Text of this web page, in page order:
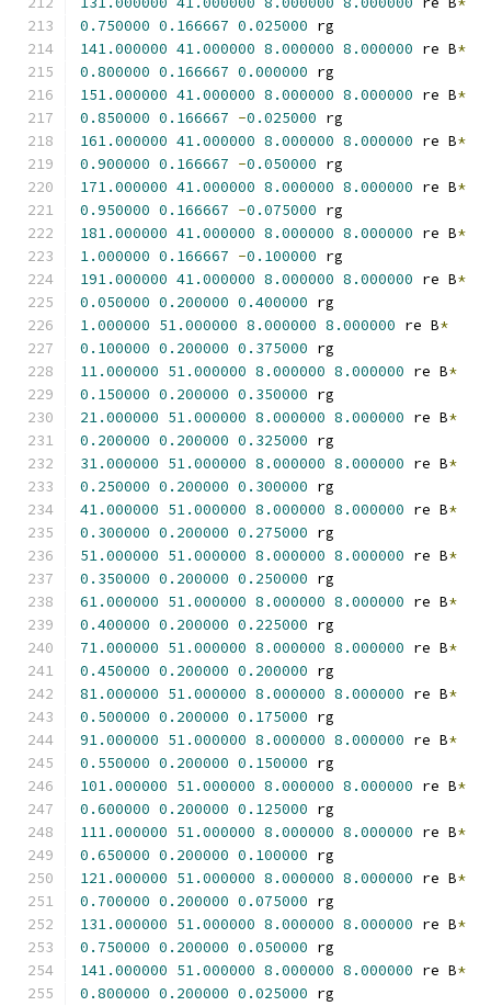
0.750000 0.166667 0.025000 rg
141.000000 41.000000 8.000000 8.000000 re B*
0.800000 0.166667 0.000000 rg
151.000000 41.000000 8.000000 8.000000 re B*
0.850000 0.166667 -0.025000 rg
161.000000 41.000000 8.000000 8.000000 re B*
0.900000 0.166667 -0.050000 rg
171.000000 41.000000 8.000000 8.000000 re B*
0.950000 0.166667 -0.075000 rg
181.000000 41.000000 8.000000 8.000000 re B*
1.000000 0.166667 -0.100000 rg
191.000000 41.000000 8.000000 8.000000 re B*
0.050000 0.200000 0.400000 rg
1.000000 51.000000 8.000000 8.000000 re B*
0.100000 0.200000 0.375000 rg
11.000000 51.000000 8.000000 8.000000 re B*
0.150000 0.200000 0.350000 rg
21.000000 51.000000 8.000000 8.000000 re B*
0.200000 0.200000 0.325000 rg
31.000000 51.000000 8.000000 8.000000 re B*
0.250000 0.200000 0.300000 rg
41.000000 51.000000 8.000000 8.000000 re B*
0.300000 0.200000 0.275000 rg
51.000000 51.000000 8.000000 8.000000 re B*
0.350000 0.200000 0.250000 rg
61.000000 51.000000 8.000000 8.000000 re B*
0.400000 0.200000 0.225000 rg
71.000000 51.000000 8.000000 8.000000 re B*
0.450000 0.200000 0.200000 rg
81.000000 51.000000 8.000000 8.000000 re B*
0.500000 0.200000 0.175000 rg
91.000000 51.000000 8.000000 8.000000 re B*
0.550000 0.200000 0.150000 rg
101.000000 51.000000 8.000000 8.000000 re B*
0.600000 0.200000 0.125000 rg
111.000000 51.000000 8.000000 8.000000 re B*
0.650000 0.200000 0.100000 rg
121.000000 51.000000 8.000000 8.000000 re B*
0.700000 0.200000 0.075000 rg
131.000000 51.000000 8.000000 8.000000 re B*
0.750000 0.200000 0.050000 rg
141.000000 51.000000 8.000000 8.000000 re B*
0.800000 0.200000 0.025000 rg